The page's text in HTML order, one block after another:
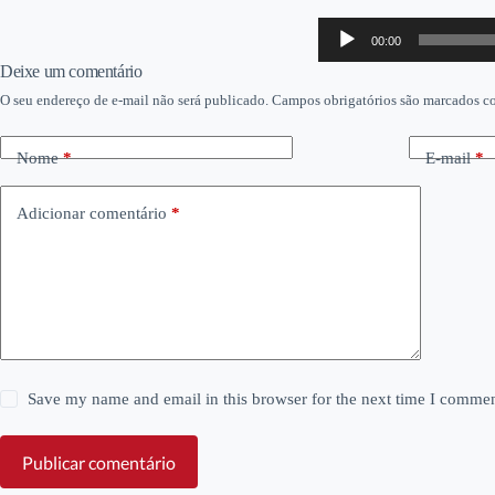
Tocador
áudio
00:00
Deixe um comentário
O seu endereço de e-mail não será publicado. Campos obrigatórios são marcados
Nome* E-mail*
Adicionar comentário *
Save my name and email in this browser for the next time I
Publicar comentário